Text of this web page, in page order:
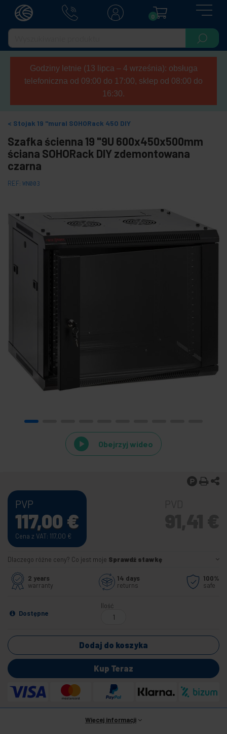
0
Godziny letnie (13 lipca – 4 września): obsługa
telefoniczna od 09:00 do 17:00, sklep od 08:00 do
16:30.
Stojak 19 "mural SOHORack 450 DIY
Szafka ścienna 19 "9U 600x450x500mm
ściana SOHORack DIY zdemontowana
czarna
REF: WN003
Obejrzyj wideo
PVP
117,00 €
Cena z VAT: 117,00 €
Dlaczego różne ceny? Co jest moje Sprawdź stawkę
2 years
warranty
14 days
returns
100%
safe
Dostępne
Ilość
Dodaj do koszyka
Kup Teraz
Więcej informacji